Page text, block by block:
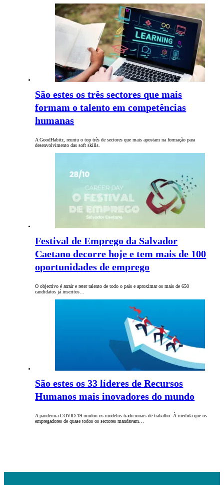
São estes os três sectores que mais
formam o talento em competências
humanas
A GoodHabitz, reuniu o top três de sectores que mais apostam na formação para
desenvolvimento das soft skills.
Festival de Emprego da Salvador
Caetano decorre hoje e tem mais de 100
oportunidades de emprego
O objectivo é atrair e reter talento de todo o país e aproximar os mais de 650
candidatos já inscritos…
São estes os 33 líderes de Recursos
Humanos mais inovadores do mundo
A pandemia COVID-19 mudou os modelos tradicionais de trabalho. À medida que os
empregadores de quase todos os sectores mandavam…